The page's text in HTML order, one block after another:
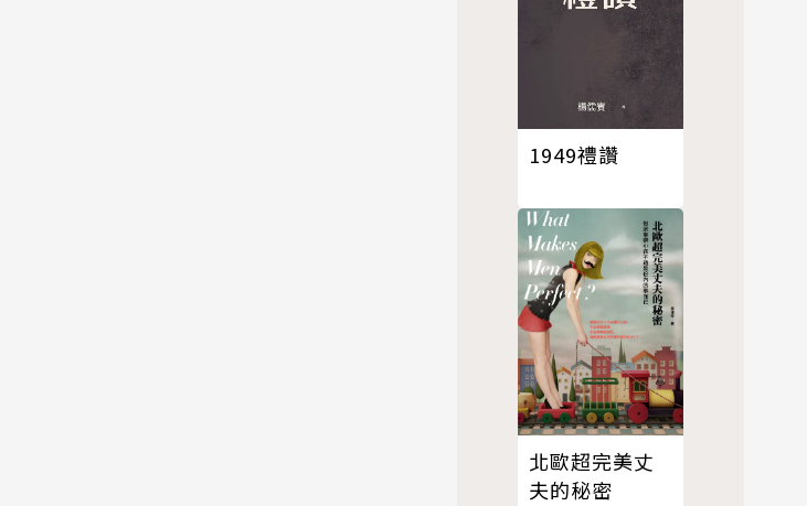
1949禮讚
北歐超完美丈
夫的秘密